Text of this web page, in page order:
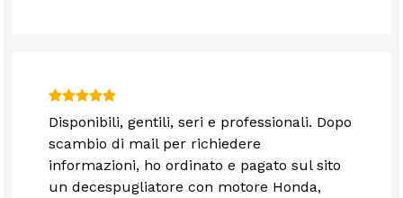
Disponibili, gentili, seri e professionali. Dopo
scambio di mail per richiedere
informazioni, ho ordinato e pagato sul sito
un decespugliatore con motore Honda,